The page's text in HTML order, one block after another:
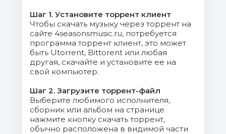
06.Paganini - Capriccio (Last).mp3
(6.71 Mb)
07.Vanessa Mae - Bach Street
Prelude.mp3 (10.08 Mb)
08.Vanessa Mae - Can Can
(You).mp3 (8.32 Mb)
Шаг 1. Установите торрент клиент
Чтобы скачать музыку через торрент на
сайте 4seasonsmusic.ru, потребуется
программа торрент клиент, это может
быть Utorrent, Bittorent или любая
другая, скачайте и установите ее на
свой компьютер.
Шаг 2. Загрузите торрент-файл
Выберите любимого исполнителя,
сборник или альбом на странице
нажмите кнопку скачать торрент,
обычно расположена в видимой части